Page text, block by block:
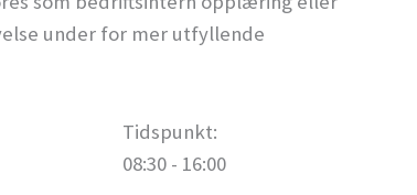
under for mer utfyllende
Tidspunkt:
08:30 - 16:00